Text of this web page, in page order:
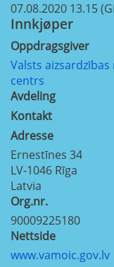
07.08.2020 13.15
Innkjøper
Oppdragsgiver
Valsts
centrs
Avdeling
Kontakt
Adresse
Ernestīnes 34
LV-1046 Rīga
Latvia
Org.nr.
90009225180
Nettside
www.vamoic.gov.lv